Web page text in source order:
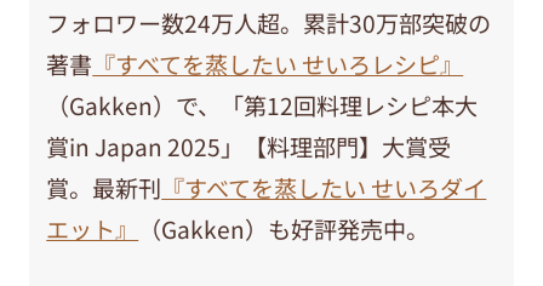
フォロワー数24万人超。累計30万部突破の
著書 『すべてを蒸したい せいろレシピ』
（Gakken）で、「第12回料理レシピ本大
賞in Japan 2025」【料理部門】大賞受
賞。最新刊 『すべてを蒸したい せいろダイ
エット』
（Gakken）も好評発売中。